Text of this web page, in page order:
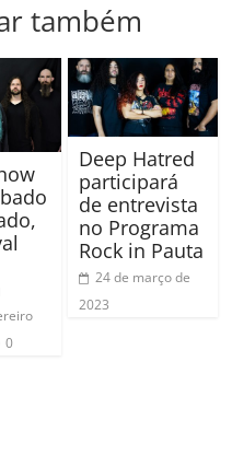
também
0
Deep Hatred
participará
de entrevista
no Programa
Rock in Pauta
24 de março de
2023